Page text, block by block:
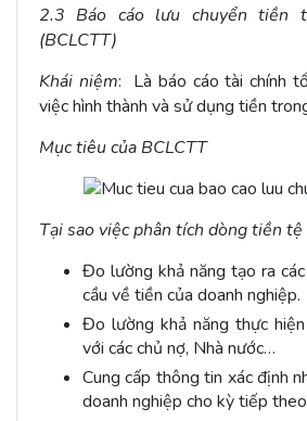
2.3 Báo cáo lưu chuyển tiền
(BCLCTT)
Khái niệm: Là báo cáo tài chính
việc hình thành và sử dụng tiền
Mục tiêu của BCLCTT
Tại sao việc phân tích dòng tiền
Đo lường khả năng tạo ra
cầu về tiền của doanh nghiệp.
Đo lường khả năng thực
với các chủ nợ, Nhà nước…
Cung cấp thông tin xác định
doanh nghiệp cho kỳ tiếp